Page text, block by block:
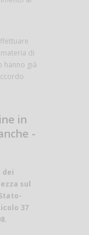
di
hanno già
in
-
dei
sul
37